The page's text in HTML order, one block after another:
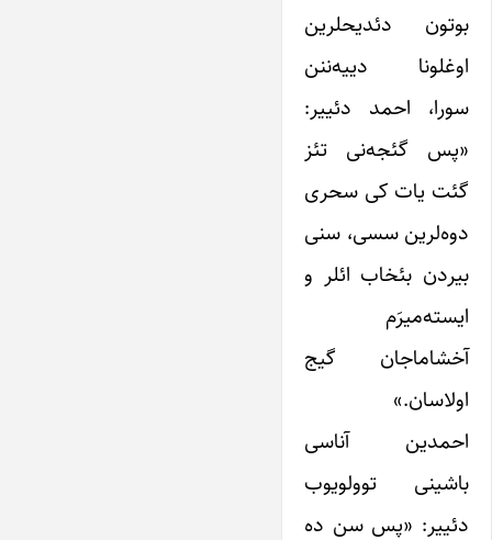
بوتون دئدیحلرین
اوغلونا ‌دییه‌ننن
سورا، احمد دئییر:
«پس گئجه‌نی تئز
گئت یات کی سحری
دوه‌لرین سسی، سنی
بیردن بئخاب ائلر و
ایسته‌میرَم
آخشاماجان گیج
اولاسان.»
احمدین آناسی
باشینی توولویوب
دئییر: «پس سن ده